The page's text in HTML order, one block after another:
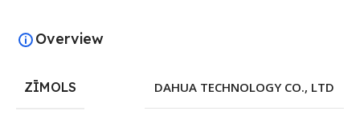
Overview
ZĪMOLS DAHUA TECHNOLOGY CO., LTD